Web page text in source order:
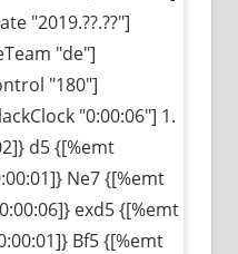
"2019.??.??"]
"de"]
"180"]
"0:00:06"] 1.
d5 {[%emt
Ne7 {[%emt
exd5 {[%emt
Bf5 {[%emt